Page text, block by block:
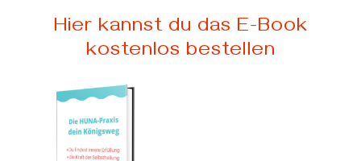
Hier kannst du das E-Book
kostenlos bestellen